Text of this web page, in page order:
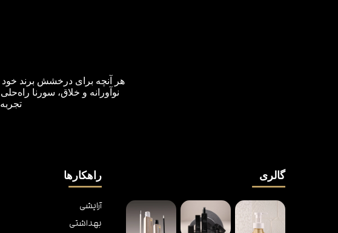
هر آنچه برای درخشش برند خود
نوآورانه و خلاق، سورنا
گالری راهکارها
آرایشی
بهداشتی